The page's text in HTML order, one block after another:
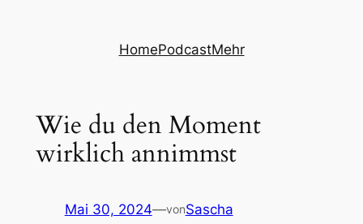
HomePodcastMehr
Wie du den Moment
wirklich annimmst
Mai 30, 2024—vonSascha